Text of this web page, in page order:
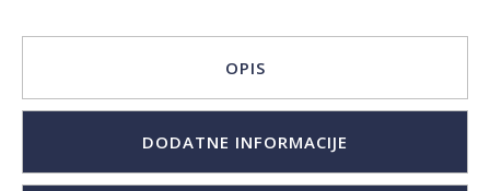
OPIS
DODATNE INFORMACIJE